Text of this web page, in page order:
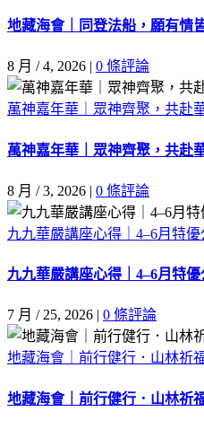
地藏海會｜同登法船，願有情
8 月 / 4, 2026 | 0 條評論
萬神嘉年華｜眾神齊聚，共赴
萬神嘉年華｜眾神齊聚，共赴
8 月 / 3, 2026 | 0 條評論
九九華嚴講座心得｜4–6月特優
九九華嚴講座心得｜4–6月特優
7 月 / 25, 2026 | 0 條評論
地藏海會｜前行健行．山林祈
地藏海會｜前行健行．山林祈